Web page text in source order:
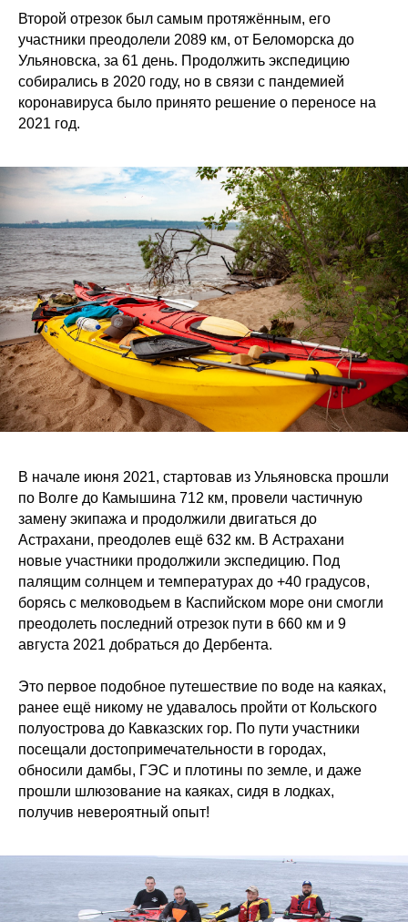
Второй отрезок был самым протяжённым, его
участники преодолели 2089 км, от Беломорска до
Ульяновска, за 61 день. Продолжить экспедицию
собирались в 2020 году, но в связи с пандемией
коронавируса было принято решение о переносе на
2021 год.
В начале июня 2021, стартовав из Ульяновска прошли
по Волге до Камышина 712 км, провели частичную
замену экипажа и продолжили двигаться до
Астрахани, преодолев ещё 632 км. В Астрахани
новые участники продолжили экспедицию. Под
палящим солнцем и температурах до +40 градусов,
борясь с мелководьем в Каспийском море они смогли
преодолеть последний отрезок пути в 660 км и 9
августа 2021 добраться до Дербента.
Это первое подобное путешествие по воде на каяках,
ранее ещё никому не удавалось пройти от Кольского
полуострова до Кавказских гор. По пути участники
посещали достопримечательности в городах,
обносили дамбы, ГЭС и плотины по земле, и даже
прошли шлюзование на каяках, сидя в лодках,
получив невероятный опыт!